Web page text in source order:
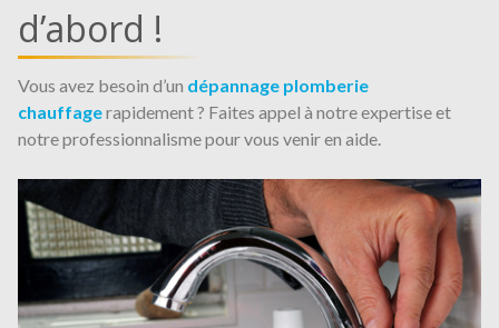
d’abord !
Vous avez besoin d’un dépannage plomberie
chauffagerapidement ? Faites appel à notre expertise et
notre professionnalisme pour vous venir en aide.